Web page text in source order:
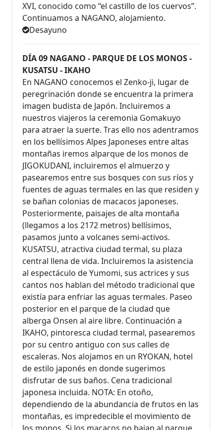
XVI, conocido como “el castillo de los cuervos”.
Continuamos a NAGANO, alojamiento.
Desayuno
DÍA 09 NAGANO - PARQUE DE LOS MONOS -
KUSATSU - IKAHO
En NAGANO conocemos el Zenko-ji, lugar de
peregrinación donde se encuentra la primera
imagen budista de Japón. Incluiremos a
nuestros viajeros la ceremonia Gomakuyo
para atraer la suerte. Tras ello nos adentramos
en los bellísimos Alpes Japoneses entre altas
montañas iremos alparque de los monos de
JIGOKUDANI, incluiremos el almuerzo y
pasearemos entre sus bosques con sus ríos y
fuentes de aguas termales en las que residen y
se bañan colonias de macacos japoneses.
Posteriormente, paisajes de alta montaña
(llegamos a los 2172 metros) bellísimos,
pasamos junto a volcanes semi-activos.
KUSATSU, atractiva ciudad termal, su plaza
central llena de vida. Incluiremos la asistencia
al espectáculo de Yumomi, sus actrices y sus
cantos nos hablan del método tradicional que
existía para enfriar las aguas termales. Paseo
posterior en el parque de la ciudad que
alberga Onsen al aire libre. Continuación a
IKAHO, pintoresca ciudad termal, pasearemos
por su centro antiguo con sus calles de
escaleras. Nos alojamos en un RYOKAN, hotel
de estilo japonés en donde sugerimos
disfrutar de sus baños. Cena tradicional
japonesa incluida. NOTA: En otoño,
dependiendo de la abundancia de frutos en las
montañas, es impredecible el movimiento de